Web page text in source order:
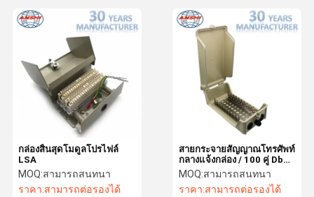
กล่องสิ้นสุดโมดูลโปรไฟล์
LSA
MOQ:สามารถสนทนา
ราคา:สามารถต่อรองได้
สายกระจายสัญญาณโทรศัพท์
กลางแจ้งกล่อง / 100 คู่ Db
กล่องทนฝนและแดด
MOQ:สามารถสนทนา
ราคา:สามารถต่อรองได้